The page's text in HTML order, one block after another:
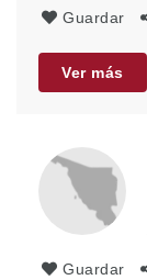
Guardar
Ver más
Guardar